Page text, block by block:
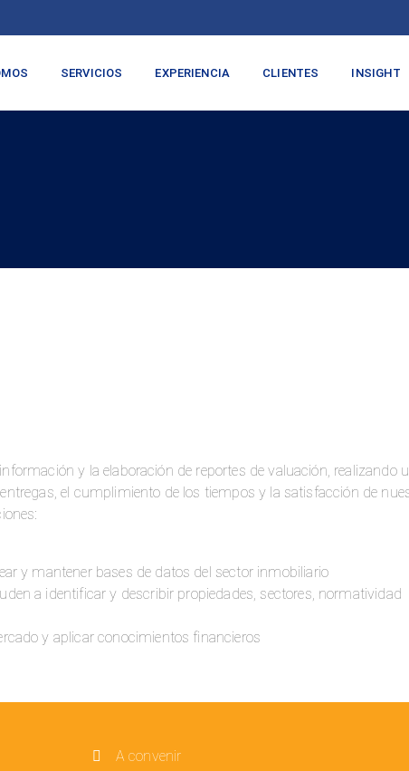
SERVICIOS EXPERIENCIA CLIENTES INSIGHT
y la elaboración de reportes de valuación, realizando
el cumplimiento de los tiempos y la satisfacción de
y mantener bases de datos del sector inmobiliario
a identificar y describir propiedades, sectores, normatividad
y aplicar conocimientos financieros
A convenir